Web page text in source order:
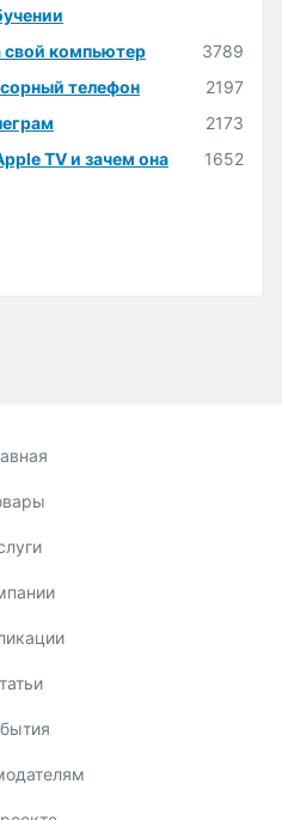
свой компьютер
3789
телефон
2197
2173
TV и зачем она
1652